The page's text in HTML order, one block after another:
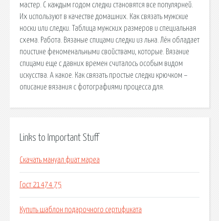
мастер. С каждым годом следки становятся все популярней.
Их используют в качестве домашних. Как связать мужские
носки или следки. Таблица мужских размеров и специальная
схема. Работа. Вязаные спицами следки из льна. Лён обладает
поистине феноменальными свойствами, которые. Вязание
спицами еще с давних времен считалось особым видом
искусства. А какое. Как связать простые следки крючком –
описание вязания с фотографиями процесса для.
Links to Important Stuff
Скачать мануал фиат мареа
Гост 21474 75
Купить шаблон подарочного сертификата